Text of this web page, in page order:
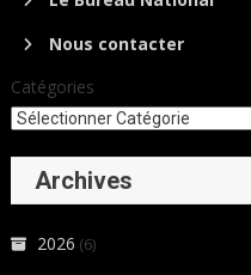
Nous contacter
Catégories
Archives
2026 (6)